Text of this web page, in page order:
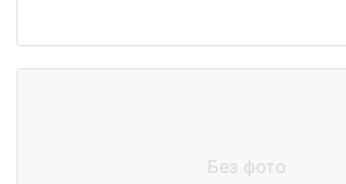
Без фото